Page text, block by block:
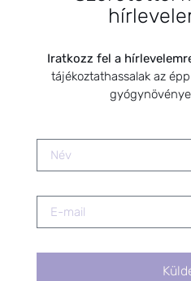
Kérlek a feliratkozáshoz
az alábbi nyilatkozatot:
foglaltak szerint a
leiratkozhatsz a levél alján
linkre kattintva.
Iratkozz fel a
tájékoztathassalak az